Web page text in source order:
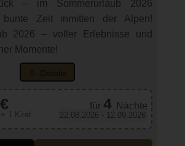
– im Sommerurlaub 2026
Zeit inmitten der Alpen!
2026 – voller Erlebnisse und
Momente!
für 4 Nächte
1 Kind 22.08.2026 - 12.09.2026